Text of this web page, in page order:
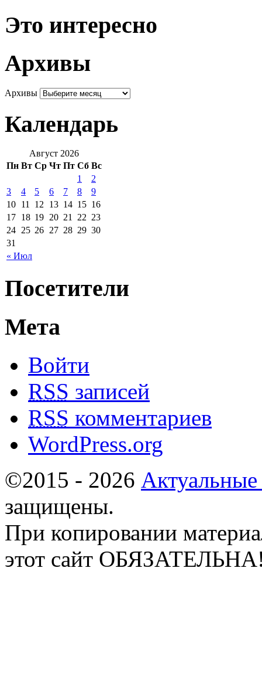
Это интересно
Архивы
Архивы
Календарь
Август 2026
Пн Вт Ср Чт Пт Сб Вс
« Июл
1
2
3
4 5 6 7 8
9
10 11 12 13 14 15 16
17 18 19 20 21 22 23
24 25 26 27 28 29 30
31
Посетители
Мета
Войти
RSS записей
RSS комментариев
WordPress.org
©2015 - 2026
защищены.
При копировании
этот сайт